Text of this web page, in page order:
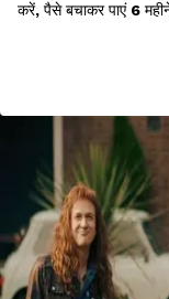
करें, पैसे बचाकर पाएं 6